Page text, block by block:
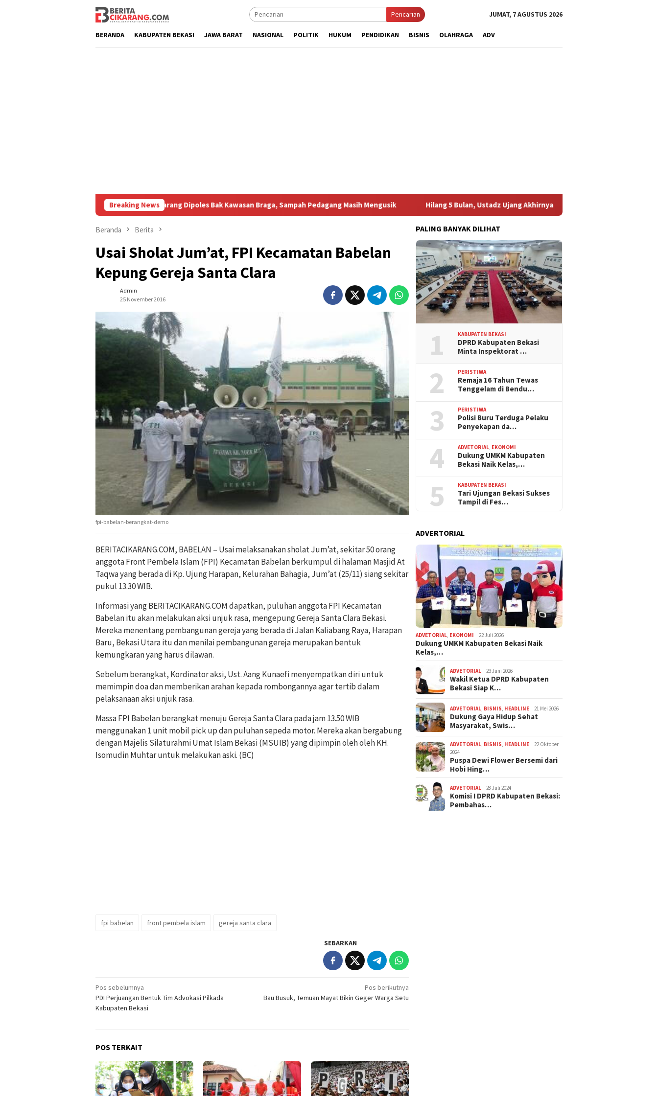
Pencarian JUMAT, 7 AGUSTUS 2026
BERANDA KABUPATEN BEKASI JAWA BARAT NASIONAL POLITIK HUKUM PENDIDIKAN BISNIS OLAHRAGA ADV
Breaking News
Pasar Baru Cikarang Dipoles Bak Kawasan Braga, Sampah Pedagang Masih Mengusik Hilang 5 Bulan, Ustadz Ujang Akhirnya Kembali Melihat Motor Kesayangannya
Beranda Berita
Usai Sholat Jum’at, FPI Kecamatan Babelan
Kepung Gereja Santa Clara
Admin
25 November 2016
fpi-babelan-berangkat-demo
BERITACIKARANG.COM, BABELAN – Usai melaksanakan sholat Jum’at, sekitar 50 orang
anggota Front Pembela Islam (FPI) Kecamatan Babelan berkumpul di halaman Masjid At
Taqwa yang berada di Kp. Ujung Harapan, Kelurahan Bahagia, Jum’at (25/11) siang sekitar
pukul 13.30 WIB.
Informasi yang BERITACIKARANG.COM dapatkan, puluhan anggota FPI Kecamatan
Babelan itu akan melakukan aksi unjuk rasa, mengepung Gereja Santa Clara Bekasi.
Mereka menentang pembangunan gereja yang berada di Jalan Kaliabang Raya, Harapan
Baru, Bekasi Utara itu dan menilai pembangunan gereja merupakan bentuk
kemungkaran yang harus dilawan.
Sebelum berangkat, Kordinator aksi, Ust. Aang Kunaefi menyempatkan diri untuk
memimpin doa dan memberikan arahan kepada rombongannya agar tertib dalam
pelaksanaan aksi unjuk rasa.
Massa FPI Babelan berangkat menuju Gereja Santa Clara pada jam 13.50 WIB
menggunakan 1 unit mobil pick up dan puluhan sepeda motor. Mereka akan bergabung
dengan Majelis Silaturahmi Umat Islam Bekasi (MSUIB) yang dipimpin oleh oleh KH.
Isomudin Muhtar untuk melakukan aski. (BC)
fpi babelan front pembela islam gereja santa clara
SEBARKAN
Navigasi
pos
Pos sebelumnya
PDI Perjuangan Bentuk Tim Advokasi Pilkada
Kabupaten Bekasi
Pos berikutnya
Bau Busuk, Temuan Mayat Bikin Geger Warga Setu
POS TERKAIT
PALING BANYAK DILIHAT
1 KABUPATEN BEKASI
DPRD Kabupaten Bekasi
Minta Inspektorat …
2 PERISTIWA
Remaja 16 Tahun Tewas
Tenggelam di Bendu…
3 PERISTIWA
Polisi Buru Terduga Pelaku
Penyekapan da…
4 ADVETORIAL EKONOMI
Dukung UMKM Kabupaten
Bekasi Naik Kelas,…
5 KABUPATEN BEKASI
Tari Ujungan Bekasi Sukses
Tampil di Fes…
ADVERTORIAL
ADVETORIAL EKONOMI 22 Juli 2026
Dukung UMKM Kabupaten Bekasi Naik
Kelas,…
ADVETORIAL 23 Juni 2026
Wakil Ketua DPRD Kabupaten
Bekasi Siap K…
ADVETORIAL BISNIS HEADLINE 21 Mei 2026
Dukung Gaya Hidup Sehat
Masyarakat, Swis…
ADVETORIAL BISNIS HEADLINE
22 Oktober
2024
Puspa Dewi Flower Bersemi dari
Hobi Hing…
ADVETORIAL 28 Juli 2024
Komisi I DPRD Kabupaten Bekasi:
Pembahas…